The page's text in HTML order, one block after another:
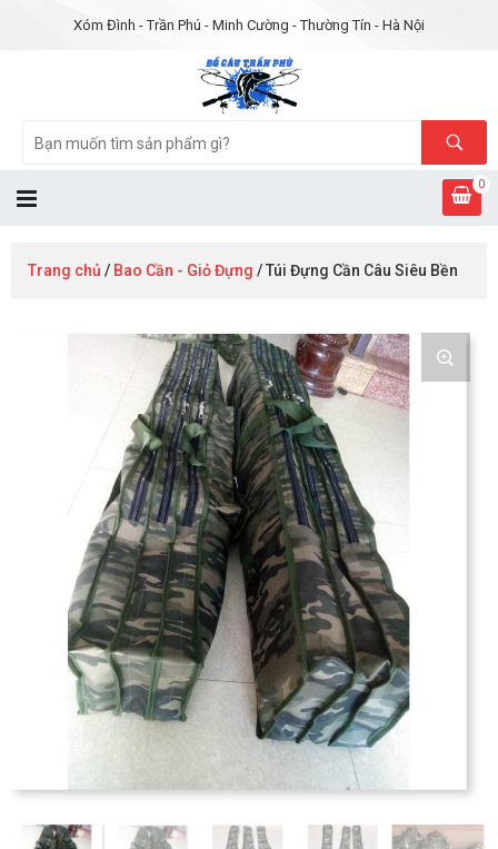
Xóm Đình - Trần Phú - Minh Cường - Thường Tín - Hà Nội
0
Trang chủ / Bao Cần - Giỏ Đựng / Túi Đựng Cần Câu Siêu Bền